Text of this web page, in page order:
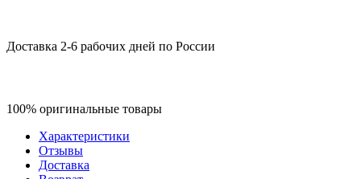
Доставка 2-6 рабочих дней по России
100% оригинальные товары
Характеристики
Отзывы
Доставка